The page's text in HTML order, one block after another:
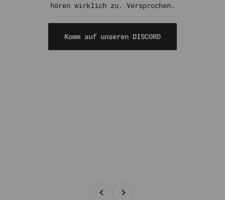
hören wirklich zu. Versprochen.
Komm auf unseren DISCORD
Zurück Vor